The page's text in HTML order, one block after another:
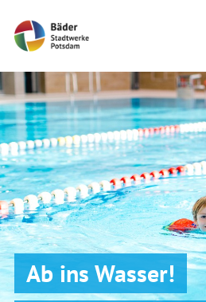
Startseite
Ab ins Wasser!